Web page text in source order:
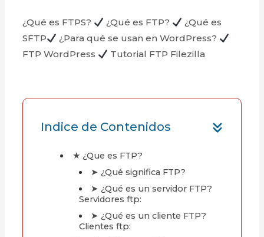
¿Qué es FTPS? ¿Qué es FTP?
¿Qué es
SFTP
¿Para qué se usan en WordPress?
FTP WordPress
Tutorial FTP Filezilla
Indice de Contenidos
★ ¿Que es FTP?
➤ ¿Qué significa FTP?
➤ ¿Qué es un servidor FTP?
Servidores ftp:
➤ ¿Qué es un cliente FTP?
Clientes ftp: